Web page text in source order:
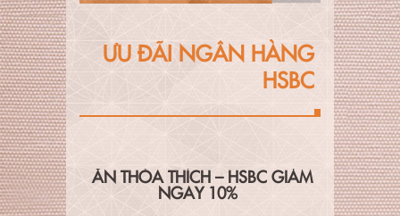
ƯU ĐÃI NGÂN HÀNG
HSBC
ĂN THỎA THÍCH – HSBC GIẢM
NGAY 10%